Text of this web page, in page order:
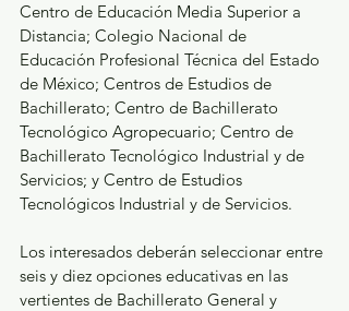
Centro de Educación Media Superior a
Distancia; Colegio Nacional de
Educación Profesional Técnica del Estado
de México; Centros de Estudios de
Bachillerato; Centro de Bachillerato
Tecnológico Agropecuario; Centro de
Bachillerato Tecnológico Industrial y de
Servicios; y Centro de Estudios
Tecnológicos Industrial y de Servicios.
Los interesados deberán seleccionar entre
seis y diez opciones educativas en las
vertientes de Bachillerato General y